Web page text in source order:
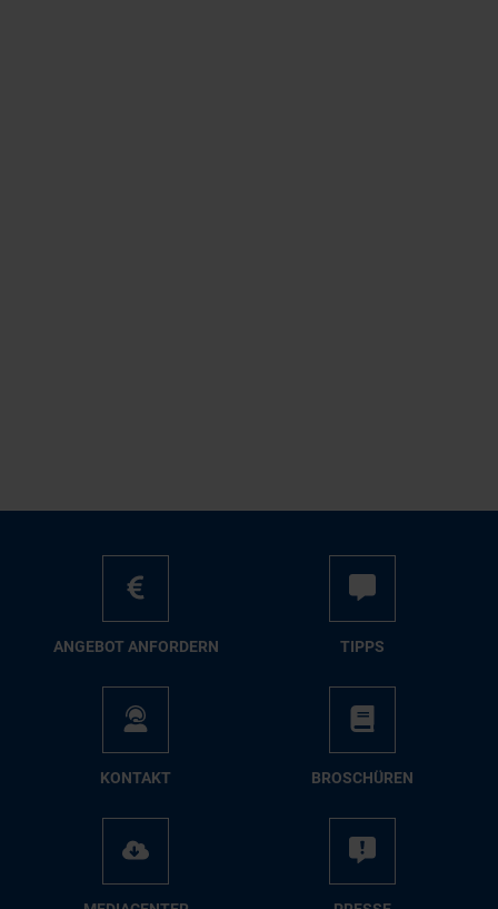
AN­GE­BOT AN­FOR­DERN TIPPS
KON­TAKT BRO­SCHÜ­REN